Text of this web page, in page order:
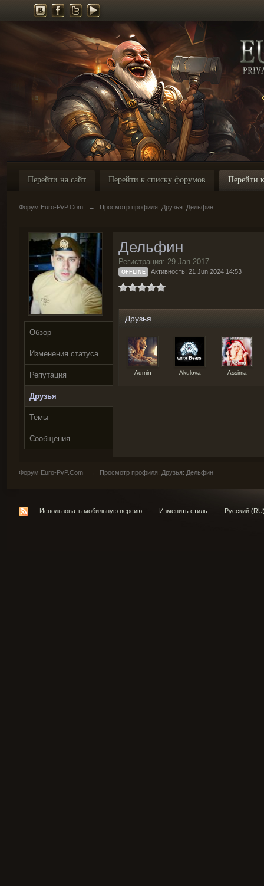
Перейти на сайт Перейти к списку форумов Перейти
Форум Euro-PvP.Com → Просмотр профиля: Друзья: Дельфин
Обзор
Изменения статуса
Репутация
Друзья
Темы
Сообщения
Дельфин
Регистрация: 29 Jan 2017
OFFLINE Активность: 21 Jun 2024 14:53
Друзья
Admin Akulova Assima
Форум Euro-PvP.Com → Просмотр профиля: Друзья: Дельфин
Использовать мобильную версию Изменить стиль Русский